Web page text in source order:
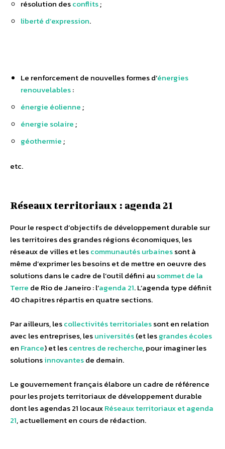
résolution desconflits;
liberté d’expression.
Le renforcement de nouvelles formes d’énergies
renouvelables:
énergie éolienne;
énergie solaire;
géothermie;
etc.
Réseaux territoriaux : agenda 21
Pour le respect d’objectifs de développement durable sur
les territoires des grandes régions économiques, les
réseaux de villes et lescommunautés urbainessont à
même d’exprimer les besoins et de mettre en oeuvre des
solutions dans le cadre de l’outil défini au sommet de la
Terre de Rio de Janeiro : l’agenda 21. L’agenda type définit
40 chapitres répartis en quatre sections.
Par ailleurs, lescollectivités territorialessont en relation
avec les entreprises, lesuniversités(et lesgrandes écoles
en France) et lescentres de recherche, pour imaginer les
solutionsinnovantesde demain.
Le gouvernement français élabore un cadre de référence
pour les projets territoriaux de développement durable
dont les agendas 21 locauxRéseaux territoriaux et agenda
21, actuellement en cours de rédaction.